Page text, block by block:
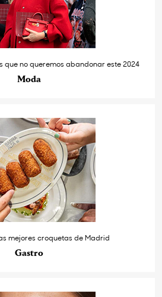
que no queremos abandonar este 2024
Moda
mejores croquetas de Madrid
Gastro